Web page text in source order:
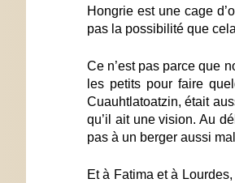
Hongrie est une cage
pas la possibilité que
Ce n’est pas parce que
les petits pour faire
Cuauhtlatoatzin, était
qu’il ait une vision. Au
pas à un berger aussi
Et à Fatima et à